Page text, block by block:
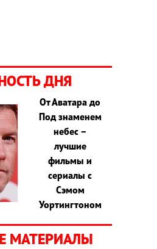
ДНЯ
От Аватара до
Под знаменем
небес –
лучшие
фильмы и
сериалы с
Сэмом
Уортингтоном
МАТЕРИАЛЫ